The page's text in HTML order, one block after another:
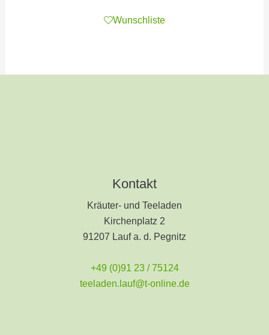
Wunschliste
Kontakt
Kräuter- und Teeladen
Kirchenplatz 2
91207 Lauf a. d. Pegnitz
+49 (0)91 23 / 75124
teeladen.lauf@t-online.de